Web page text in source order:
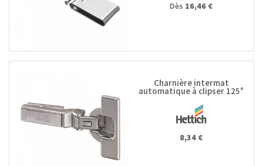
Dès 16,46 €
Charnière intermat
automatique à clipser 125°
9944 W-45
8,34 €